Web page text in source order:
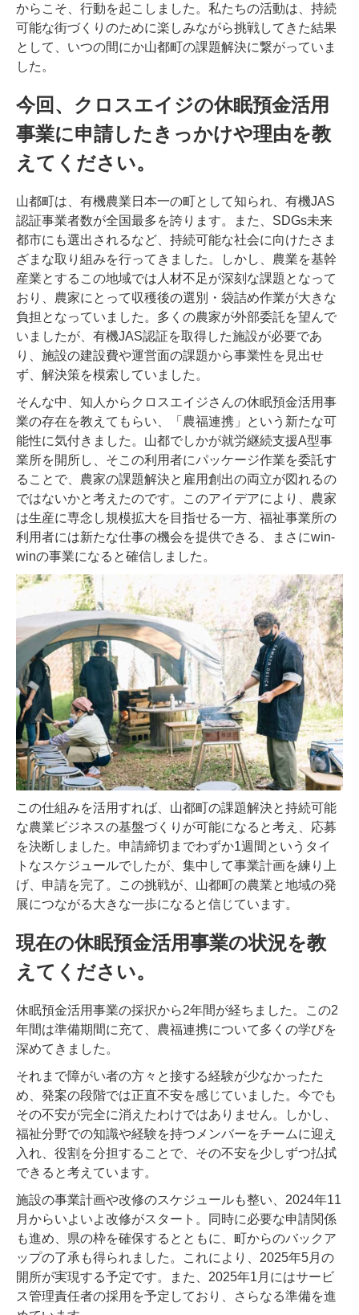
からこそ、行動を起こしました。私たちの活動は、持続
可能な街づくりのために楽しみながら挑戦してきた結果
として、いつの間にか山都町の課題解決に繋がっていま
した。
今回、クロスエイジの休眠預金活用
事業に申請したきっかけや理由を教
えてください。
山都町は、有機農業日本一の町として知られ、有機JAS
認証事業者数が全国最多を誇ります。また、SDGs未来
都市にも選出されるなど、持続可能な社会に向けたさま
ざまな取り組みを行ってきました。しかし、農業を基幹
産業とするこの地域では人材不足が深刻な課題となって
おり、農家にとって収穫後の選別・袋詰め作業が大きな
負担となっていました。多くの農家が外部委託を望んで
いましたが、有機JAS認証を取得した施設が必要であ
り、施設の建設費や運営面の課題から事業性を見出せ
ず、解決策を模索していました。
そんな中、知人からクロスエイジさんの休眠預金活用事
業の存在を教えてもらい、「農福連携」という新たな可
能性に気付きました。山都でしかが就労継続支援A型事
業所を開所し、そこの利用者にパッケージ作業を委託す
ることで、農家の課題解決と雇用創出の両立が図れるの
ではないかと考えたのです。このアイデアにより、農家
は生産に専念し規模拡大を目指せる一方、福祉事業所の
利用者には新たな仕事の機会を提供できる、まさにwin-
winの事業になると確信しました。
この仕組みを活用すれば、山都町の課題解決と持続可能
な農業ビジネスの基盤づくりが可能になると考え、応募
を決断しました。申請締切までわずか1週間というタイ
トなスケジュールでしたが、集中して事業計画を練り上
げ、申請を完了。この挑戦が、山都町の農業と地域の発
展につながる大きな一歩になると信じています。
現在の休眠預金活用事業の状況を教
えてください。
休眠預金活用事業の採択から2年間が経ちました。この2
年間は準備期間に充て、農福連携について多くの学びを
深めてきました。
それまで障がい者の方々と接する経験が少なかったた
め、発案の段階では正直不安を感じていました。今でも
その不安が完全に消えたわけではありません。しかし、
福祉分野での知識や経験を持つメンバーをチームに迎え
入れ、役割を分担することで、その不安を少しずつ払拭
できると考えています。
施設の事業計画や改修のスケジュールも整い、2024年11
月からいよいよ改修がスタート。同時に必要な申請関係
も進め、県の枠を確保するとともに、町からのバックア
ップの了承も得られました。これにより、2025年5月の
開所が実現する予定です。また、2025年1月にはサービ
ス管理責任者の採用を予定しており、さらなる準備を進